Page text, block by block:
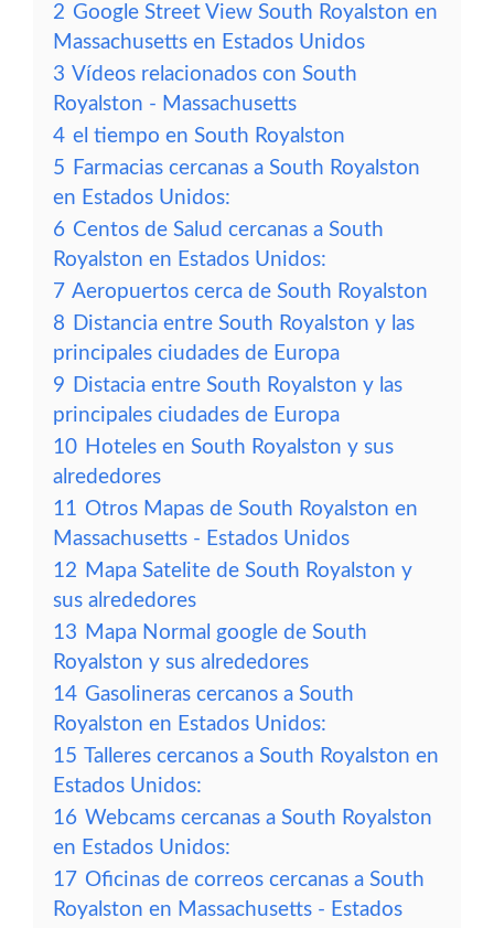
2 Google Street View South Royalston en
Massachusetts en Estados Unidos
3 Vídeos relacionados con South
Royalston - Massachusetts
4 el tiempo en South Royalston
5 Farmacias cercanas a South Royalston
en Estados Unidos:
6 Centos de Salud cercanas a South
Royalston en Estados Unidos:
7 Aeropuertos cerca de South Royalston
8 Distancia entre South Royalston y las
principales ciudades de Europa
9 Distacia entre South Royalston y las
principales ciudades de Europa
10 Hoteles en South Royalston y sus
alrededores
11 Otros Mapas de South Royalston en
Massachusetts - Estados Unidos
12 Mapa Satelite de South Royalston y
sus alrededores
13 Mapa Normal google de South
Royalston y sus alrededores
14 Gasolineras cercanos a South
Royalston en Estados Unidos:
15 Talleres cercanos a South Royalston en
Estados Unidos:
16 Webcams cercanas a South Royalston
en Estados Unidos:
17 Oficinas de correos cercanas a South
Royalston en Massachusetts - Estados